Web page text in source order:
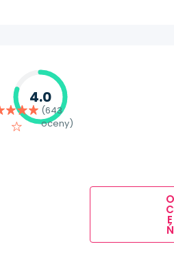
4.0
(643
oceny)
O
C
E
Ń